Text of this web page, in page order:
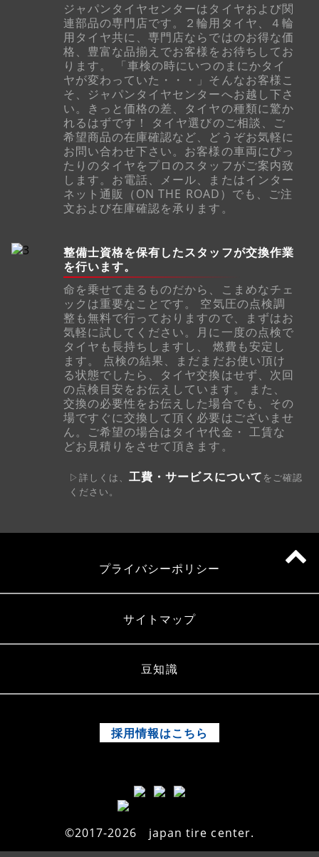
ジャパンタイヤセンターはタイヤおよび関
連部品の専門店です。２輪用タイヤ、４輪
用タイヤ共に、専門店ならではのお得な価
格、豊富な品揃えでお客様をお待ちしてお
ります。 「車検の時にいつのまにかタイ
ヤが変わっていた・・・」そんなお客様こ
そ、ジャパンタイヤセンターへお越し下さ
い。きっと価格の差、タイヤの種類に驚か
れるはずです！ タイヤ選びのご相談、ご
希望商品の在庫確認など、どうぞお気軽に
お問い合わせ下さい。お客様の車両にぴっ
たりのタイヤをプロのスタッフがご案内致
します。お電話、メール、またはインター
ネット通販（ON THE ROAD）でも、ご注
文および在庫確認を承ります。
整備士資格を保有したスタッフが交換作業
を行います。
命を乗せて走るものだから、こまめなチェ
ックは重要なことです。 空気圧の点検調
整も無料で行っておりますので、まずはお
気軽に試してください。月に一度の点検で
タイヤも長持ちしますし、 燃費も安定し
ます。 点検の結果、まだまだお使い頂け
る状態でしたら、タイヤ交換はせず、次回
の点検目安をお伝えしています。 また、
交換の必要性をお伝えした場合でも、その
場ですぐに交換して頂く必要はございませ
ん。ご希望の場合はタイヤ代金・ 工賃な
どお見積りをさせて頂きます。
▷詳しくは、工費・サービスについてをご確認
ください。
プライバシーポリシー
サイトマップ
豆知識
採用情報はこちら
©2017-2026 japan tire center.